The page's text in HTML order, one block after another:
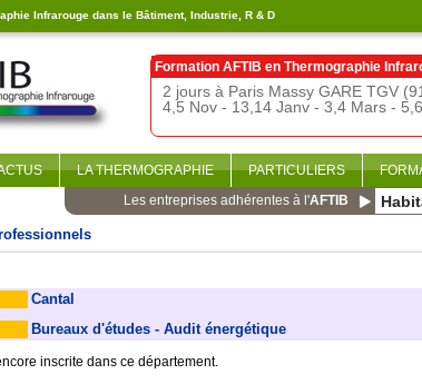
Infrarouge dans le Bâtiment, Industrie, R & D
Formation AFTIB en Thermographie
2 jours à Paris Massy GARE TGV
4,5 Nov - 13,14 Janv - 3,4 Mars -
LA THERMOGRAPHIE PARTICULIERS
Les entreprises adhérentes à l'AFTIB
Cantal
Bureaux d'études - Audit énergétique
inscrite dans ce département.